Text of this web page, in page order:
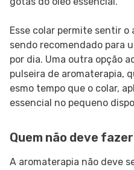
Esse colar permite sentir o
sendo recomendado para
por dia. Uma outra opção
pulseira de aromaterapia,
esmo tempo que o colar,
essencial no pequeno
Quem não deve
A aromaterapia não deve